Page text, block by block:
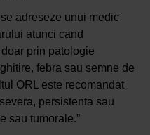
adreseze unui medic
atunci cand
prin patologie
febra sau semne de
ORL este recomandat
persistenta sau
sau tumorale.”